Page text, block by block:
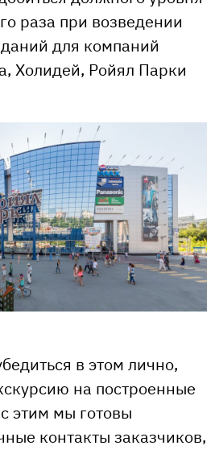
раза при возведении
для компаний
Холидей, Ройял Парки
в этом лично,
на построенные
этим мы готовы
контакты заказчиков,